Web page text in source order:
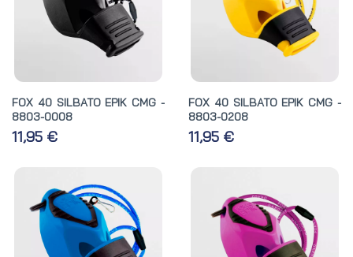
FOX 40 SILBATO EPIK CMG -
8803-0008
11,95 €
FOX 40 SILBATO EPIK CMG -
8803-0208
11,95 €